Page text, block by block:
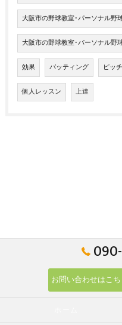
大阪市の野球教室･パーソナル野
大阪市の野球教室･パーソナル野
効果 バッティング ピッ
個人レッスン 上達
お問い合わせはこ